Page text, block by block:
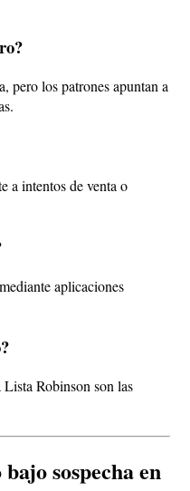
los patrones apuntan a
a intentos de venta o
aplicaciones
Robinson son las
sospecha en